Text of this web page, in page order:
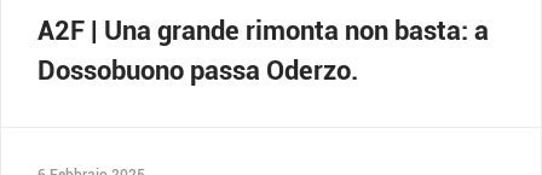
A2F | Una grande rimonta non basta: a
Dossobuono passa Oderzo.